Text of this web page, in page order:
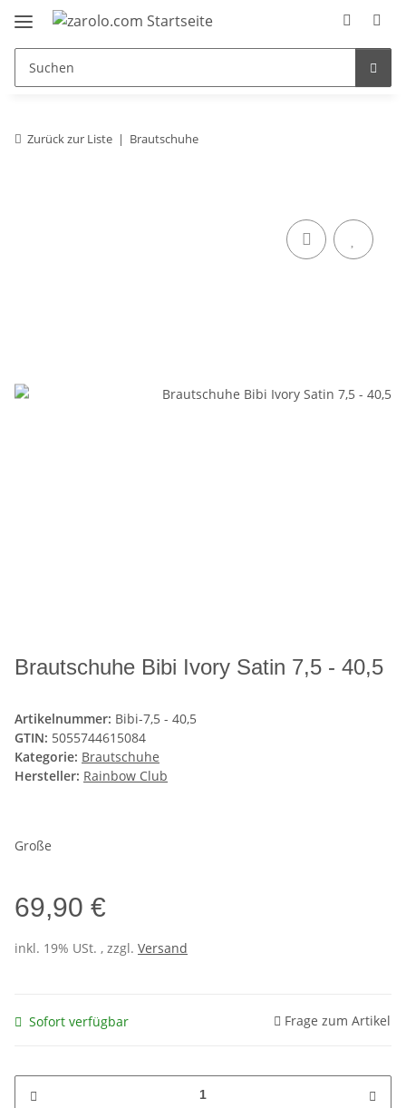
Zurück zur Liste Brautschuhe
Brautschuhe Bibi Ivory Satin 7,5 - 40,5
Artikelnummer: Bibi-7,5 - 40,5
GTIN: 5055744615084
Kategorie: Brautschuhe
Hersteller: Rainbow Club
Große
69,90 €
inkl. 19% USt. , zzgl. Versand
Sofort verfügbar Frage zum Artikel